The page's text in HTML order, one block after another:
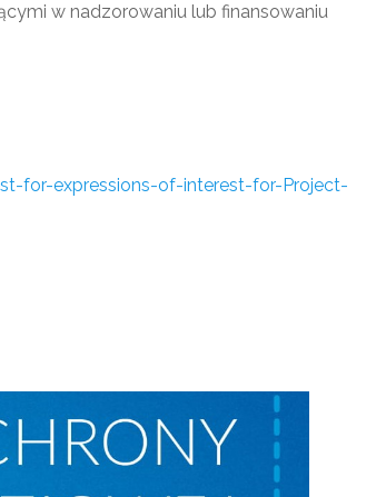
w nadzorowaniu lub finansowaniu
for-expressions-of-interest-for-Project-